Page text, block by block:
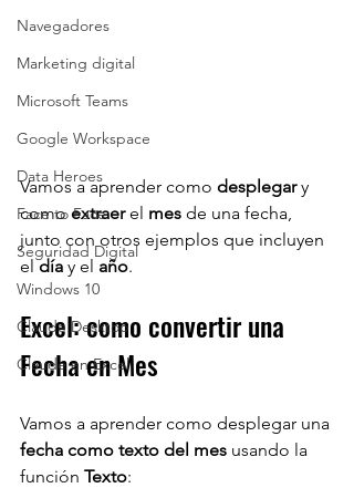
Navegadores
Marketing digital
Microsoft Teams
Google Workspace
Data Heroes
Face to Face
Seguridad Digital
Windows 10
Claude Desktop
Claude en Excel
Vamos a aprender como desplegar y
como extraer el mes de una fecha,
junto con otros ejemplos que incluyen
el día y el año.
Excel: como convertir una
Fecha en Mes
Vamos a aprender como desplegar una
fecha como texto del mes usando la
función Texto: